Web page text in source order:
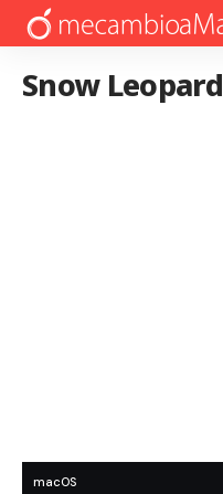
Snow Leopard
macOS